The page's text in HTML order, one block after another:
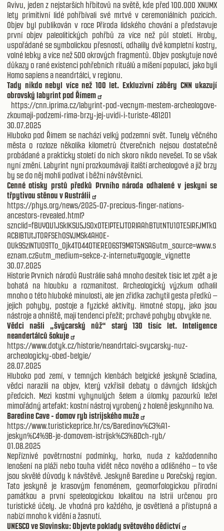
Avivu, jeden z nejstarších hřbitovů na světě, kde před 100.000 XNUMX
lety primitivní lidé pohřbívali své mrtvé v ceremoniálních pozicích.
Objev byl publikován v roce Příroda lidského chování a představuje
první objev paleolitických pohřbů za více než půl století. Hroby,
uspořádané se symbolickou přesností, odhalily dvě kompletní kostry,
volné lebky a více než 500 okrových fragmentů. Objev poskytuje nové
důkazy o rané existenci pohřebních rituálů a míšení populací, jako byli
Homo sapiens a neandrtálci, v regionu.
Tady nikdo nebyl více než 100 let. Exkluzivní záběry CNN ukazují
obrovský labyrint pod Římem
https://cnn.iprima.cz/labyrint-pod-vecnym-mestem-archeologove-
zkoumaji-podzemi-rima-brzy-jej-uvidi-i-turiste-481201
30.07.2025
Hluboko pod Římem se nachází velký podzemní svět. Tunely věčného
města o rozloze několika kilometrů čtverečních nejsou dostatečně
probádané a prakticky století do nich skoro nikdo nevešel. To se však
nyní změní. Labyrint nyní prozkoumávají italští archeologové a již brzy
by se do něj mohli podívat i běžní návštěvníci.
Cenné otisky prstů předků Prvního národa odhalené v jeskyni se
třpytivou stěnou v Austrálii
https://phys.org/news/2025-07-precious-finger-nations-
ancestors-revealed.html?
sznclid=fBUYQU1JSklKSU5JS0xOTElPTElJT0RIAAhBTUtNTU1OTE5IRFJMTkQ
ACBlBTUtJT0RFSEhOSVJMSk4AH0E-
OUk9SzlNTU09TTo_Ojk4T044OTlERE06ST9MRT5NSA&utm_source=www.s
eznam.cz&utm_medium=sekce-z-internetu#google_vignette
30.07.2025
Historie Prvních národů Austrálie sahá mnoho desítek tisíc let zpět a je
bohatá na hloubku a rozmanitost. Archeologický výzkum odhalil
mnoho o této hluboké minulosti, ale jen zřídka zachytil gesta předků –
jejich pohyby, postoje a fyzické aktivity. Hmotné stopy, jako jsou
nástroje a ohniště, mají tendenci přežít; prchavé pohyby obvykle ne.
Vědci našli „švýcarský nůž“ starý 130 tisíc let. Inteligence
neandertálců šokuje
https://www.dotyk.cz/historie/neandrtalci-svycarsky-nuz-
archeologicky-obed-belgie/
28.07.2025
Hluboko pod zemí, v temných klenbách belgické jeskyně Scladina,
vědci narazili na objev, který vzkřísil debaty o dávných lidských
předcích. Mezi kostmi vyhynulých šelem a úlomky pazourků ležel
mimořádný artefakt: kostní nástroj vyrobený z holeně jeskynního lva.
Baredine Cave - domov ryb istrijského muže
https://www.turistickeprice.hr/cs/Baredinov%C3%A1-
jeskyn%C4%9B-je-domovem-istrijsk%C3%BDch-ryb/
01.08.2025
Nepříznivé povětrnostní podmínky, horko, nuda z každodenního
lenošení na pláži nebo touha vidět něco nového a odlišného – to vše
jsou skvělé důvody k návštěvě. Jeskyně Baredine u Porečský region.
Tato jeskyně je krasovým fenoménem, ​​geomorfologickou přírodní
památkou a první speleologickou lokalitou na Istrii určenou pro
turistické účely. Je vhodná pro každého, je osvětlená a přístupná a
nabízí mnoho k vidění a žasnutí.
UNESCO ve Slovinsku: Objevte poklady světového dědictví